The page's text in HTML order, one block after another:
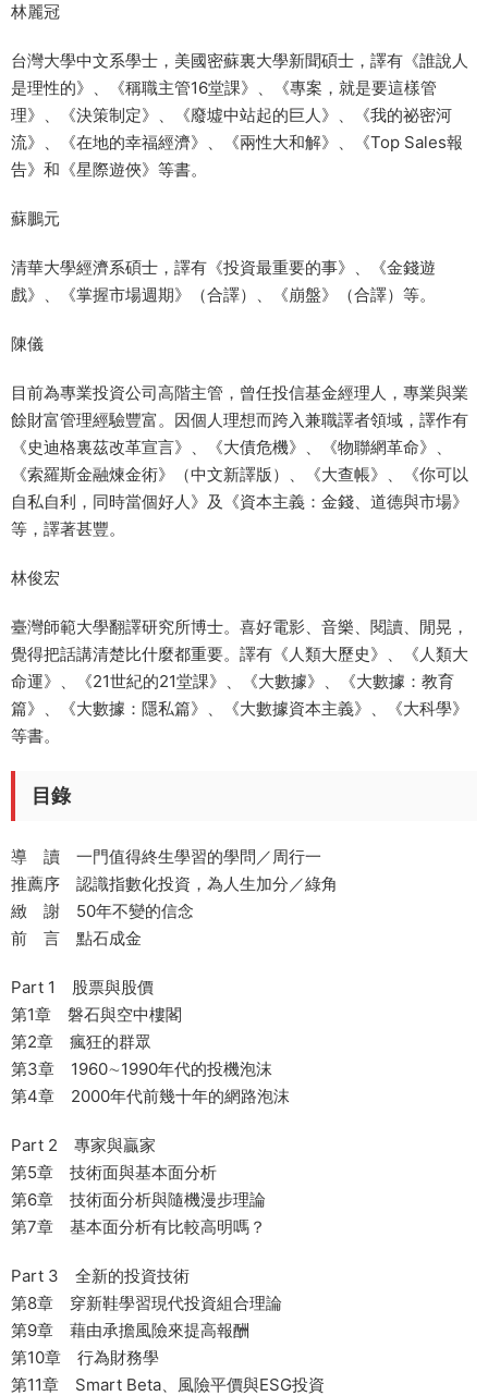
林麗冠
台灣大學中文系學士，美國密蘇裏大學新聞碩士，譯有《誰說人
是理性的》、《稱職主管16堂課》、《專案，就是要這樣管
理》、《決策制定》、《廢墟中站起的巨人》、《我的祕密河
流》、《在地的幸福經濟》、《兩性大和解》、《Top Sales報
告》和《星際遊俠》等書。
蘇鵬元
清華大學經濟系碩士，譯有《投資最重要的事》、《金錢遊
戲》、《掌握市場週期》（合譯）、《崩盤》（合譯）等。
陳儀
目前為專業投資公司高階主管，曾任投信基金經理人，專業與業
餘財富管理經驗豐富。因個人理想而跨入兼職譯者領域，譯作有
《史迪格裏茲改革宣言》、《大債危機》、《物聯網革命》、
《索羅斯金融煉金術》（中文新譯版）、《大查帳》、《你可以
自私自利，同時當個好人》及《資本主義：金錢、道德與市場》
等，譯著甚豐。
林俊宏
臺灣師範大學翻譯研究所博士。喜好電影、音樂、閱讀、閒晃，
覺得把話講清楚比什麼都重要。譯有《人類大歷史》、《人類大
命運》、《21世紀的21堂課》、《大數據》、《大數據：教育
篇》、《大數據：隱私篇》、《大數據資本主義》、《大科學》
等書。
目錄
導 讀 一門值得終生學習的學問／周行一
推薦序 認識指數化投資，為人生加分／綠角
緻 謝 50年不變的信念
前 言 點石成金
Part 1 股票與股價
第1章 磐石與空中樓閣
第2章 瘋狂的群眾
第3章 1960∼1990年代的投機泡沫
第4章 2000年代前幾十年的網路泡沫
Part 2 專家與贏家
第5章 技術面與基本面分析
第6章 技術面分析與隨機漫步理論
第7章 基本面分析有比較高明嗎？
Part 3 全新的投資技術
第8章 穿新鞋學習現代投資組合理論
第9章 藉由承擔風險來提高報酬
第10章 行為財務學
第11章 Smart Beta、風險平價與ESG投資